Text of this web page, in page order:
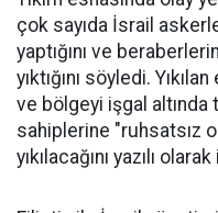
çok sayıda İsrail
yaptığını ve
yıktığını söyledi.
ve bölgeyi işgal
sahiplerine "ruhsatsız
yıkılacağını yazılı